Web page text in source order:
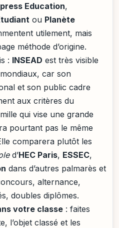
Education,
ou Planète
utilement, mais
méthode d’origine.
: INSEAD est très visible
car son
et son public cadre
aux critères du
qui vise une grande
pourtant pas le même
comparera plutôt les
d’HEC Paris, ESSEC,
dans d’autres palmarès et
alternance,
doubles diplômes.
votre classe : faites
l’objet classé et les